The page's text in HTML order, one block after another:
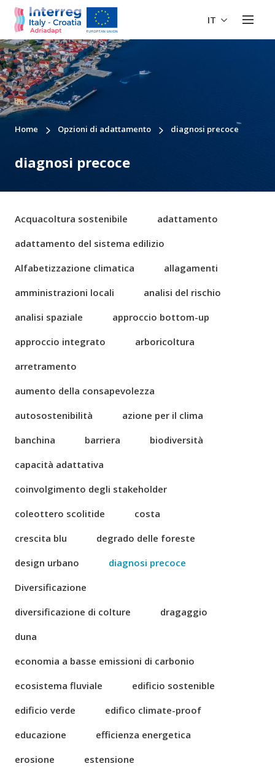
IT
Home Opzioni di adattamento diagnosi precoce
diagnosi precoce
Acquacoltura sostenibile
adattamento
adattamento del sistema edilizio
Alfabetizzazione climatica
allagamenti
amministrazioni locali
analisi del rischio
analisi spaziale
approccio bottom-up
approccio integrato
arboricoltura
arretramento
aumento della consapevolezza
autosostenibilità
azione per il clima
banchina
barriera
biodiversità
capacità adattativa
coinvolgimento degli stakeholder
coleottero scolitide
costa
crescita blu
degrado delle foreste
design urbano
diagnosi precoce
Diversificazione
diversificazione di colture
dragaggio
duna
economia a basse emissioni di carbonio
ecosistema fluviale
edificio sostenible
edificio verde
edifico climate-proof
educazione
efficienza energetica
erosione
estensione